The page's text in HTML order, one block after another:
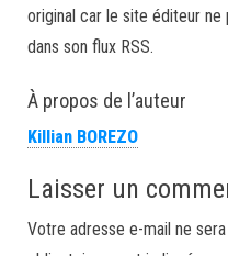
original car le site éditeur
dans son flux RSS.
À propos de l’auteur
Killian BOREZO
Laisser un
Votre adresse e-mail ne